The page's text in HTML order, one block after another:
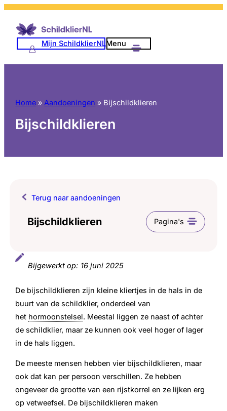
Mijn SchildklierNLMenu
Home »Aandoeningen » Bijschildklieren
Bijschildklieren
Bijgewerkt op: 16 juni 2025
De bijschildklieren zijn kleine kliertjes in de hals in de
buurt van de schildklier, onderdeel van
het hormoonstelsel. Meestal liggen ze naast of achter
de schildklier, maar ze kunnen ook veel hoger of lager
in de hals liggen.
De meeste mensen hebben vier bijschildklieren, maar
ook dat kan per persoon verschillen. Ze hebben
ongeveer de grootte van een rijstkorrel en ze lijken erg
op vetweefsel. De bijschildklieren maken
Terug naar aandoeningen
Bijschildklieren
Hypoparathyreoïdie
Vitamine D en calcium-vergoeding
Webinar bijschildklieren
Werkgroep bijschildklieren